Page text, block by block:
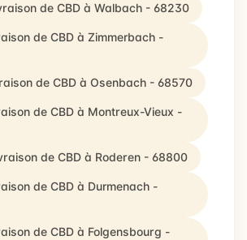
de CBD à Walbach - 68230
de CBD à Zimmerbach -
de CBD à Osenbach - 68570
de CBD à Montreux-Vieux -
de CBD à Roderen - 68800
de CBD à Durmenach -
de CBD à Folgensbourg -